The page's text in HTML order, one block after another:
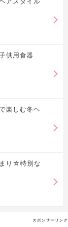
供用食器
楽しむ冬ヘ
り☆特別な
スポンサーリンク